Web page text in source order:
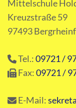
Mittelschule
Kreuzstraße 59
97493
Tel.:09721 /
Fax:09721 /
E-Mail: